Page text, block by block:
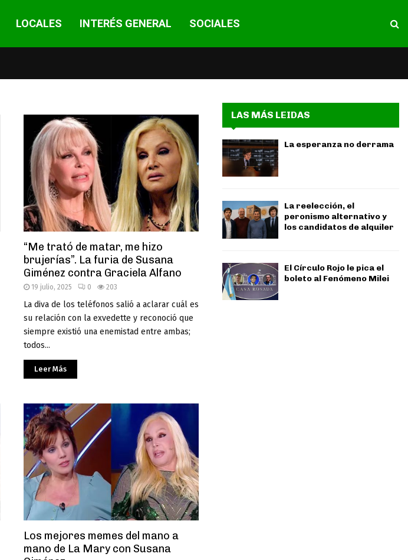
LOCALES INTERÉS GENERAL SOCIALES
“Me trató de matar, me hizo
brujerías”. La furia de Susana
Giménez contra Graciela Alfano
19 julio, 2025 0 203
La diva de los teléfonos salió a aclarar cuál es
su relación con la exvedette y reconoció que
siempre existió una enemistad entre ambas;
todos...
Leer Más
Los mejores memes del mano a
mano de La Mary con Susana
LAS MÁS LEIDAS
La esperanza no derrama
La reelección, el
peronismo alternativo y
los candidatos de alquiler
El Círculo Rojo le pica el
boleto al Fenómeno Milei